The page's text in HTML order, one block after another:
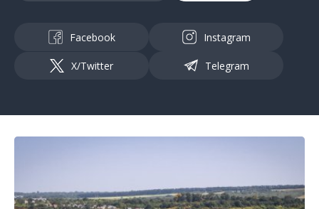
Facebook Instagram
X/Twitter Telegram